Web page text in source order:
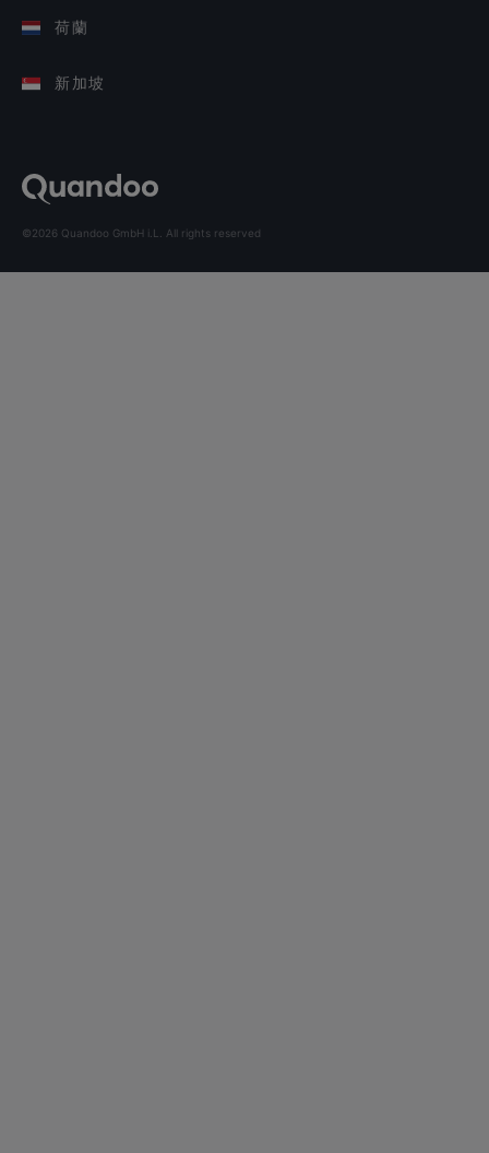
荷蘭
新加坡
©2026 Quandoo GmbH i.L. All rights reserved